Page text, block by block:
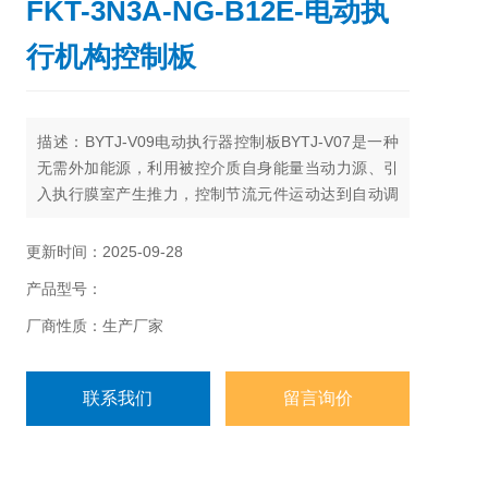
FKT-3N3A-NG-B12E-电动执
行机构控制板
描述：BYTJ-V09电动执行器控制板BYTJ-V07是一种
无需外加能源，利用被控介质自身能量当动力源、引
入执行膜室产生推力，控制节流元件运动达到自动调
无电的场所，广泛应用于石油、化工、电站、轻工、
介质的减速压、稳压（用于阀后压力调节）泄压、稳
压（用于阀前压力调节）的自动控制。
更新时间：2025-09-28
产品型号：
厂商性质：生产厂家
联系我们 留言询价